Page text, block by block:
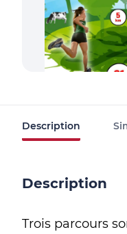
Description
Description
Trois parcours